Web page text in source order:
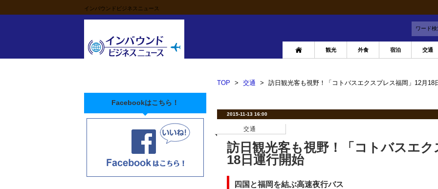
インバウンドビジネスニュース
ワード検
観光 外食 宿泊 交通
Facebookはこちら！
TOP > 交通 > 訪日観光客も視野！「コトバスエクスプレス福岡」12月18
2015-11-13 16:00
交通
訪日観光客も視野！「コトバスエク
18日運行開始
四国と福岡を結ぶ高速夜行バス